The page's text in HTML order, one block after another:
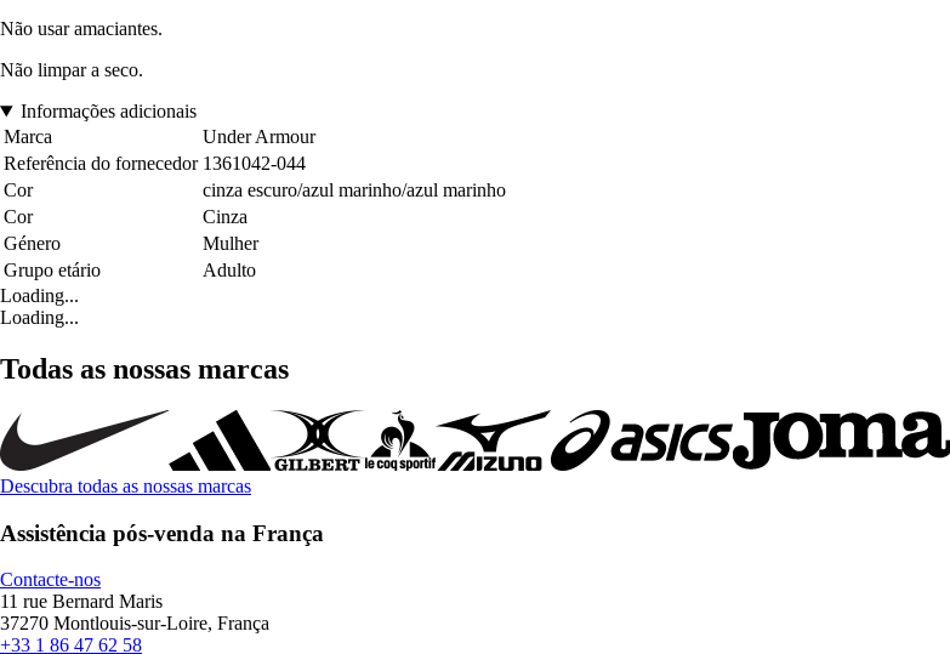
Não usar amaciantes.
Não limpar a seco.
Informações adicionais
Marca
Under Armour
Referência do fornecedor 1361042-044
Cor
cinza escuro/azul marinho/azul marinho
Cor
Cinza
Género
Mulher
Grupo etário
Adulto
Loading...
Loading...
Todas as nossas marcas
Descubra todas as nossas marcas
Assistência pós-venda na França
Contacte-nos
11 rue Bernard Maris
37270 Montlouis-sur-Loire, França
+33 1 86 47 62 58